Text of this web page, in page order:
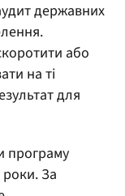
державних
або
на ті
для
програму
За